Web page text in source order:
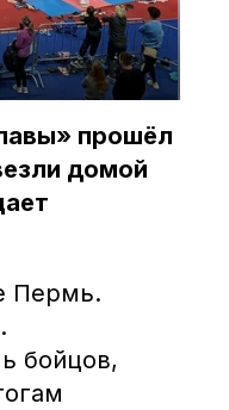
прошёл
домой
Пермь.
бойцов,